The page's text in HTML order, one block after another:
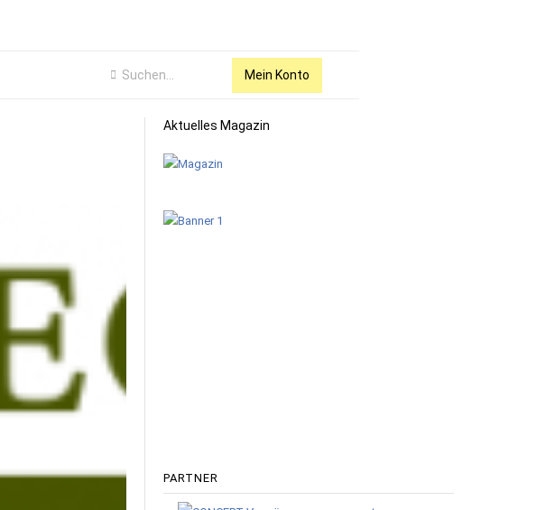
Mein Konto
Aktuelles Magazin
PARTNER